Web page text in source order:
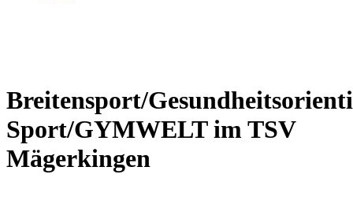
Breitensport/
Sport/GYMWELT im TSV
Mägerkingen